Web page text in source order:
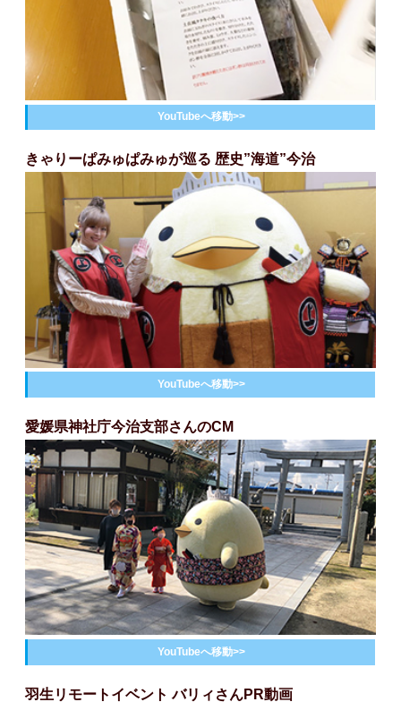
YouTubeへ移動>>
きゃりーぱみゅぱみゅが巡る 歴史”海道”今治
YouTubeへ移動>>
愛媛県神社庁今治支部さんのCM
YouTubeへ移動>>
羽生リモートイベント バリィさんPR動画